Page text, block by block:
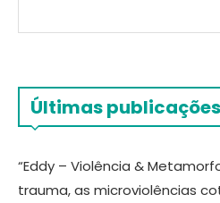
Últimas publicações
“Eddy – Violência &
trauma, as microviolências